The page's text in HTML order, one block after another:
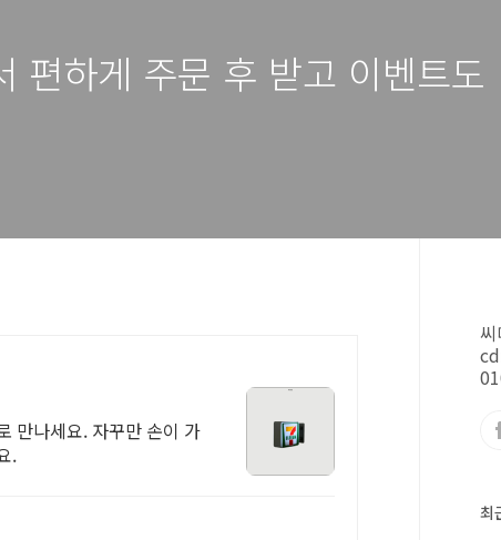
편하게 주문 후 받고 이벤트도
만나세요. 자꾸만 손이 가
.
최